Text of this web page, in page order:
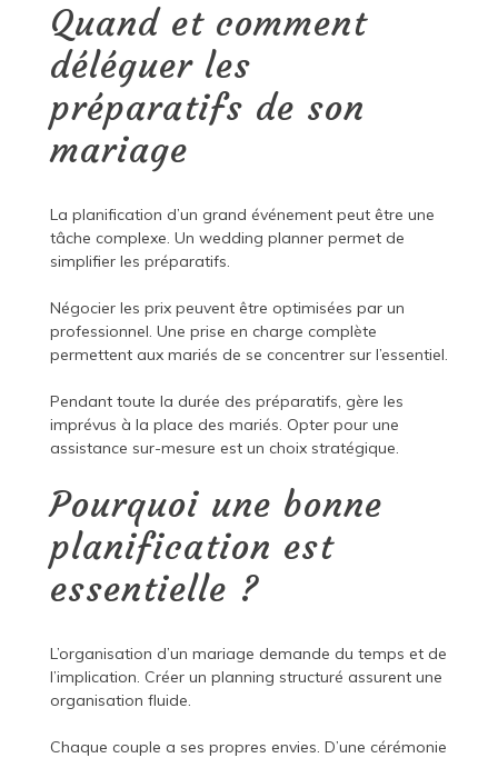
Quand et comment
déléguer les
préparatifs de son
mariage
La planification d’un grand événement peut être une
tâche complexe. Un wedding planner permet de
simplifier les préparatifs.
Négocier les prix peuvent être optimisées par un
professionnel. Une prise en charge complète
permettent aux mariés de se concentrer sur l’essentiel.
Pendant toute la durée des préparatifs, gère les
imprévus à la place des mariés. Opter pour une
assistance sur-mesure est un choix stratégique.
Pourquoi une bonne
planification est
essentielle ?
L’organisation d’un mariage demande du temps et de
l’implication. Créer un planning structuré assurent une
organisation fluide.
Chaque couple a ses propres envies. D’une cérémonie